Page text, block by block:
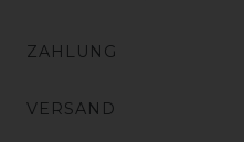
ZAHLUNG
VERSAND